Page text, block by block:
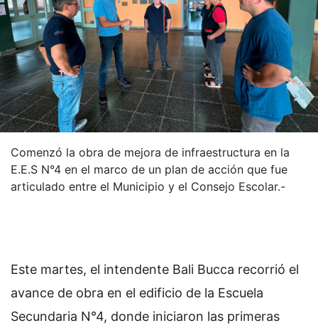
Comenzó la obra de mejora de infraestructura en la
E.E.S N°4 en el marco de un plan de acción que fue
articulado entre el Municipio y el Consejo Escolar.-
Este martes, el intendente Bali Bucca recorrió el
avance de obra en el edificio de la Escuela
Secundaria N°4, donde iniciaron las primeras